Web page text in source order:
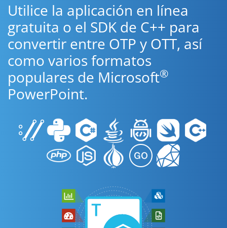
Utilice la aplicación en línea
gratuita o el SDK de C++ para
convertir entre OTP y OTT, así
como varios formatos
populares de Microsoft®
PowerPoint.